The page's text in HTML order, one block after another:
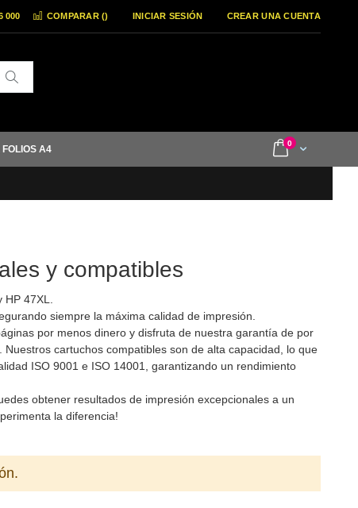
COMPARAR () INICIAR SESIÓN CREAR UNA CUENTA
000
Cart
0items
FOLIOS A4
y compatibles
47XL.
siempre la máxima calidad de impresión.
por menos dinero y disfruta de nuestra garantía de por
Nuestros cartuchos compatibles son de alta capacidad, lo que
ISO 9001 e ISO 14001, garantizando un rendimiento
obtener resultados de impresión excepcionales a un
la diferencia!